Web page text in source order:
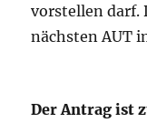
vorstellen darf.
nächsten AUT
Der Antrag ist